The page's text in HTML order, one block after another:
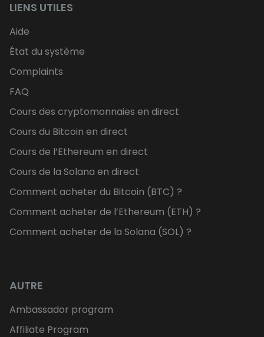
LIENS UTILES
Aide
État du système
Complaints
FAQ
Cours des cryptomonnaies en direct
Cours du Bitcoin en direct
Cours de l’Ethereum en direct
Cours de la Solana en direct
Comment acheter du Bitcoin (BTC) ?
Comment acheter de l’Ethereum (ETH) ?
Comment acheter de la Solana (SOL) ?
AUTRE
Ambassador program
Affiliate Program